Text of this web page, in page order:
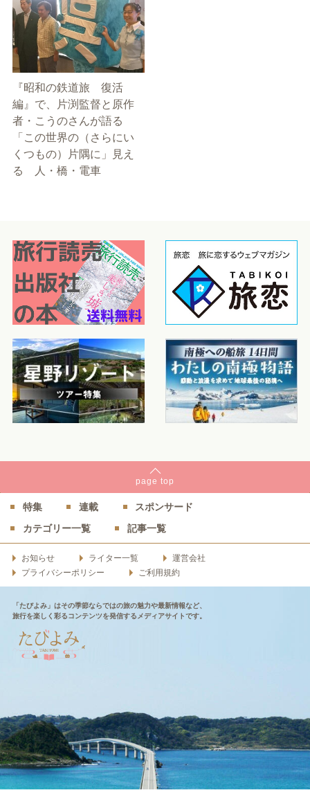
『昭和の鉄道旅 復活
編』で、片渕監督と原作
者・こうのさんが語る
「この世界の（さらにい
くつもの）片隅に」見え
る 人・橋・電車
page top
特集 連載
スポンサード
カテゴリー一覧
記事一覧
お知らせ ライター一覧
運営会社
プライバシーポリシー
ご利用規約
「たびよみ」はその季節ならではの旅の魅力や最新情報など、
旅行を楽しく彩るコンテンツを発信するメディアサイトです。